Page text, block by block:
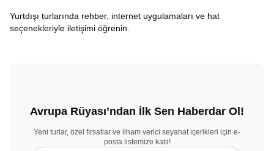
Yurtdışı turlarında rehber, internet uygulamaları ve hat
seçenekleriyle iletişimi öğrenin.
Avrupa Rüyası’ndan İlk Sen Haberdar Ol!
Yeni turlar, özel fırsatlar ve ilham verici seyahat içerikleri için e-
posta listemize katıl!